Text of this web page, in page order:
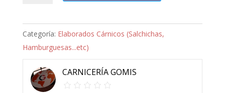
Categoría: Elaborados Cárnicos (Salchichas,
Hamburguesas...etc)
CARNICERÍA GOMIS